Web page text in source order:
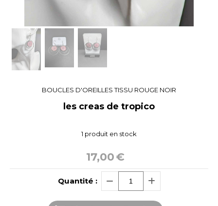
BOUCLES D'OREILLES TISSU ROUGE NOIR
les creas de tropico
17,00€
1 produit en stock
Quantité :